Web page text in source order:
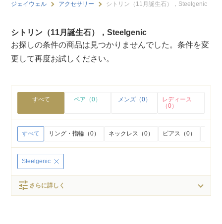
ジェイウェル アクセサリー シトリン（11月誕生石），Steelgenic
シトリン（11月誕生石），Steelgenic
お探しの条件の商品は見つかりませんでした。条件を変
更して再度お試しください。
すべて ペア（0） メンズ（0）
レディース
（0）
すべて リング・指輪（0） ネックレス（0） ピアス（0）
Steelgenic
tune さらに詳しく